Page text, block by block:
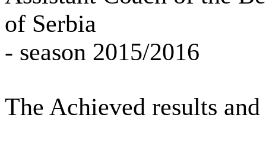
of Serbia
- season 2015/2016
The Achieved results